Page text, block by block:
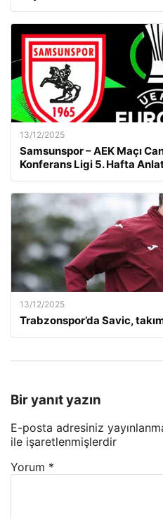
13/12/2025
Samsunspor – AEK Maçı
Konferans Ligi 5. Hafta
13/12/2025
Trabzonspor’da Savic,
Bir yanıt yazın
E-posta adresiniz
ile işaretlenmişlerdir
Yorum *